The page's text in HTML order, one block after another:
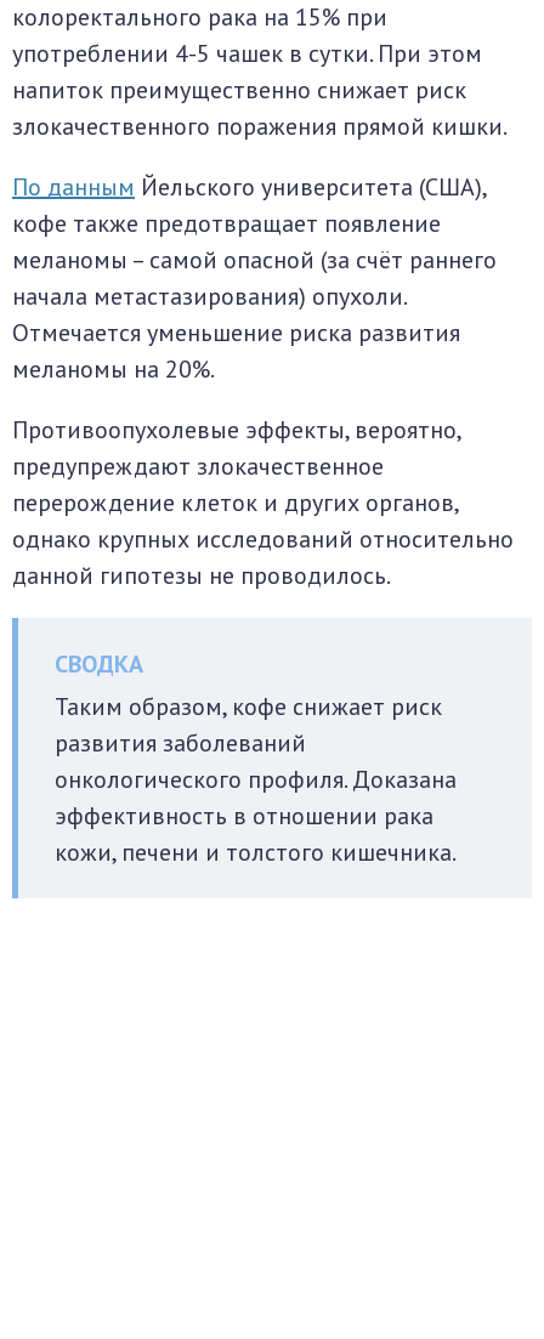
колоректального рака на 15% при
употреблении 4-5 чашек в сутки. При этом
напиток преимущественно снижает риск
злокачественного поражения прямой кишки.
По данным Йельского университета (США),
кофе также предотвращает появление
меланомы – самой опасной (за счёт раннего
начала метастазирования) опухоли.
Отмечается уменьшение риска развития
меланомы на 20%.
Противоопухолевые эффекты, вероятно,
предупреждают злокачественное
перерождение клеток и других органов,
однако крупных исследований относительно
данной гипотезы не проводилось.
Таким образом, кофе снижает риск
развития заболеваний
онкологического профиля. Доказана
эффективность в отношении рака
кожи, печени и толстого кишечника.